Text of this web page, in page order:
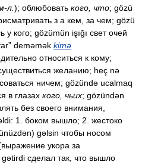
л. ); облюбовать кого, что; gözü
з а кем, за чем; gözü
кого; gözümün işığı свет очей
deməmək kimə
относиться к кому;
желанию; heç nə
ничем; gözündə ucalmaq
в глазах кого, чьих; gözündən
без своего внимания,
1. боком вышло; 2. жестоко
gəlsin чтобы носом
укора за
сделал так, что вышло